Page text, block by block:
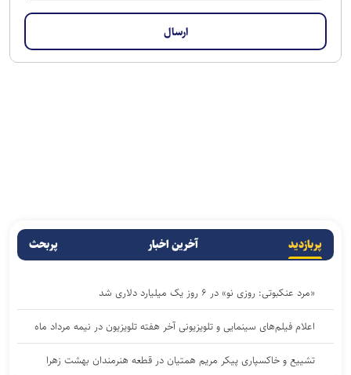
پربازدید آخرین اخبار پربحث
«مرد عنکبوتی: روزی نو» در ۶ روز یک میلیارد دلاری شد
اعلام فیلم‌های سینمایی و تلویزیونی آخر هفته تلویزیون در نیمه مرداد ماه
تشییع و خاکسپاری پیکر مریم همتیان در قطعه هنرمندان بهشت زهرا